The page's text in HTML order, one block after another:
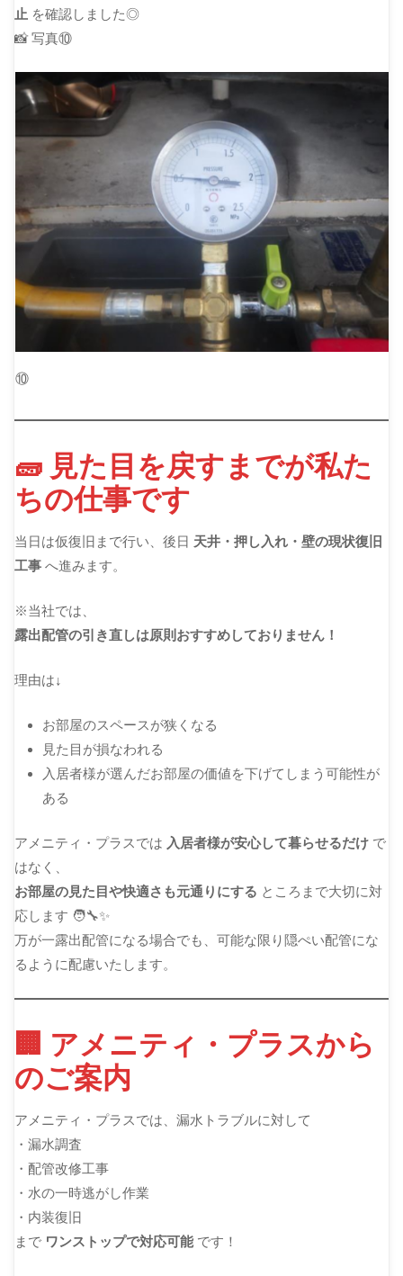
止 を確認しました◎
📸 写真⑩
⑩
🧱 見た目を戻すまでが私た
ちの仕事です
当日は仮復旧まで行い、後日 天井・押し入れ・壁の現状復旧
工事 へ進みます。
※当社では、
露出配管の引き直しは原則おすすめしておりません！
理由は↓
お部屋のスペースが狭くなる
見た目が損なわれる
入居者様が選んだお部屋の価値を下げてしまう可能性が
ある
アメニティ・プラスでは 入居者様が安心して暮らせるだけ で
はなく、
お部屋の見た目や快適さも元通りにする ところまで大切に対
応します 🧑‍🔧✨
万が一露出配管になる場合でも、可能な限り隠ぺい配管にな
るように配慮いたします。
🏢 アメニティ・プラスから
のご案内
アメニティ・プラスでは、漏水トラブルに対して
・漏水調査
・配管改修工事
・水の一時逃がし作業
・内装復旧
まで ワンストップで対応可能 です！